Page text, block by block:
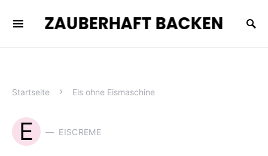
ZAUBERHAFT BACKEN
Startseite Eis ohne Eismaschine
E EISCREME